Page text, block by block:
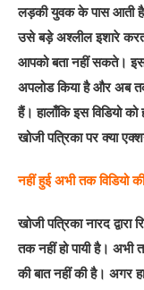
लड़की युवक के पास आती
उसे बड़े अश्लील इशारे
आपको बता नहीं सकते। इस
अपलोड किया है और अब
हैं। हालाँकि इस विडियो
खोजी पत्रिका पर क्या
नहीं हुई अभी तक विडियो
खोजी पत्रिका नारद
तक नहीं हो पायी है। अभी
की बात नहीं की है। अगर